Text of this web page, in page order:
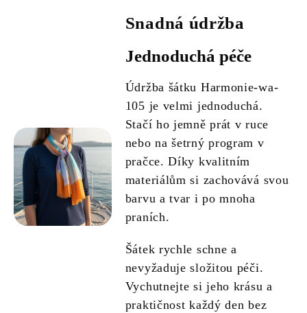
Snadná údržba
Jednoduchá péče
Údržba šátku Harmonie-wa-
105 je velmi jednoduchá.
Stačí ho jemně prát v ruce
nebo na šetrný program v
pračce. Díky kvalitním
materiálům si zachovává svou
barvu a tvar i po mnoha
praních.
Šátek rychle schne a
nevyžaduje složitou péči.
Vychutnejte si jeho krásu a
praktičnost každý den bez